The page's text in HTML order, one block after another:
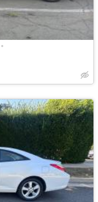
•